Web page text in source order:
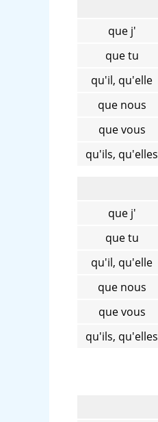
que j'
que tu
qu'il, qu'elle
que nous
que vous
qu'ils, qu'elles
que j'
que tu
qu'il, qu'elle
que nous
que vous
qu'ils, qu'elles